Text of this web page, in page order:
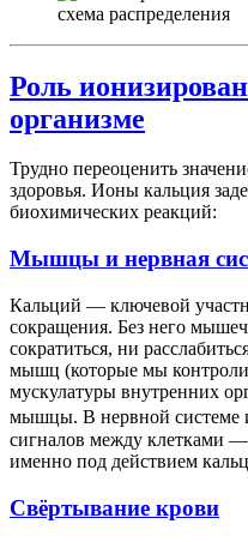
Роль
организме
Трудно переоценить
здоровья. Ионы кальция
биохимических реакций:
Мышцы и нервная
Кальций — ключевой
сокращения. Без него
сократиться, ни
мышц (которые мы
мускулатуры внутренних
мышцы. В нервной системе
сигналов между клетками
именно под действием
Свёртывание крови